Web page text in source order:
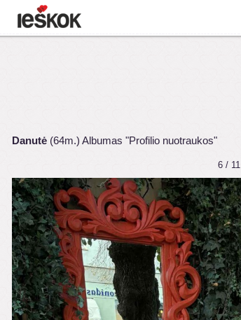
Danutė (64m.) Albumas "Profilio nuotraukos"
6 / 11